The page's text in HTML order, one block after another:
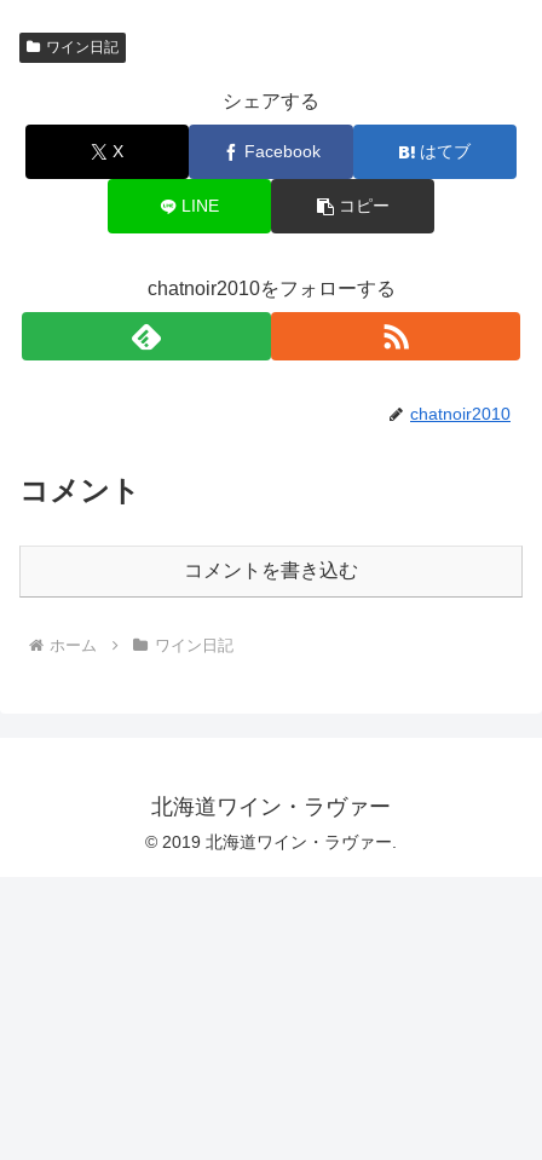
ワイン日記
シェアする
X Facebook はてブ
LINE コピー
chatnoir2010をフォローする
chatnoir2010
コメント
コメントを書き込む
ホーム ワイン日記
北海道ワイン・ラヴァー
© 2019 北海道ワイン・ラヴァー.